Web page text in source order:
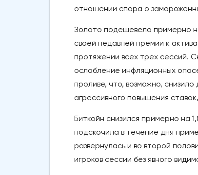
отношении спора о
Золото подешевело примерно
своей недавней премии к
протяжении всех трех сессий.
ослабление инфляционных
проливе, что, возможно,
агрессивного повышения
Биткойн снизился примерно на
подскочила в течение дня
развернулась и во второй
игроков сессии без явного